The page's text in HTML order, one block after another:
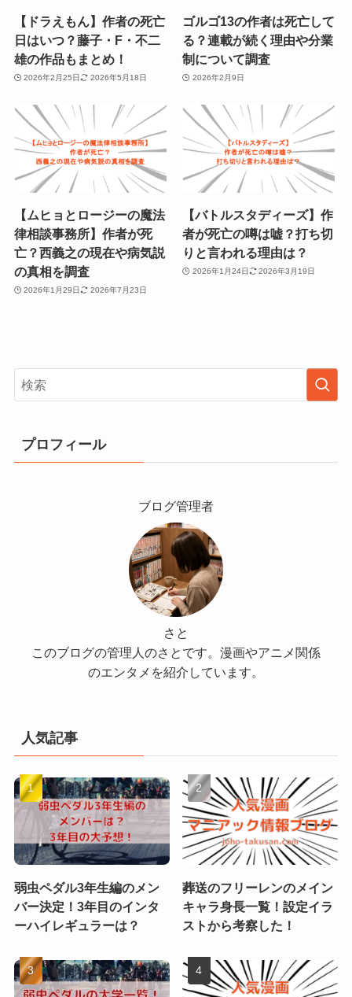
【ドラえもん】作者の死亡
日はいつ？藤子・F・不二
雄の作品もまとめ！
2026年2月25日 2026年5月18日
ゴルゴ13の作者は死亡して
る？連載が続く理由や分業
制について調査
2026年2月9日
【ムヒョとロージーの魔法
律相談事務所】作者が死
亡？西義之の現在や病気説
の真相を調査
2026年1月29日 2026年7月23日
【バトルスタディーズ】作
者が死亡の噂は嘘？打ち切
りと言われる理由は？
2026年1月24日 2026年3月19日
プロフィール
ブログ管理者
さと
このブログの管理人のさとです。漫画やアニメ関係
のエンタメを紹介しています。
人気記事
弱虫ペダル3年生編のメン
バー決定！3年目のインタ
ーハイレギュラーは？
葬送のフリーレンのメイン
キャラ身長一覧！設定イラ
ストから考察した！